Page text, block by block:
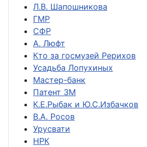
Л.В. Шапошникова
ГМР
СФР
А. Люфт
Кто за госмузей Рерихов
Усадьба Лопухиных
Мастер-банк
Патент ЗМ
К.Е.Рыбак и Ю.С.Избачков
В.А. Росов
Урусвати
НРК